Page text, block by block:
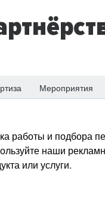
Мероприятия
работы и подбора
наши
или услуги.